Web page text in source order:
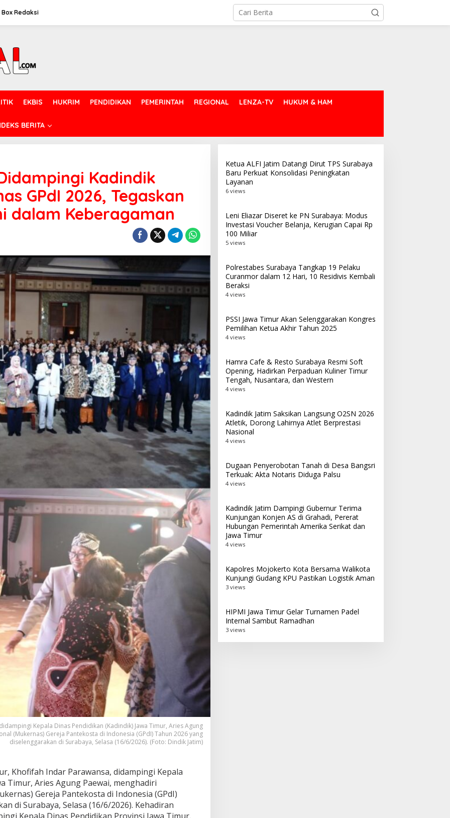
Box Redaksi
EKBIS HUKRIM PENDIDIKAN PEMERINTAH REGIONAL LENZA-TV HUKUM & HAM
BERITA
Kadindik
GPdI 2026, Tegaskan
dalam Keberagaman
Kepala Dinas Pendidikan (Kadindik) Jawa Timur, Aries Agung
(Mukernas) Gereja Pantekosta di Indonesia (GPdI) Tahun 2026 yang
diselenggarakan di Surabaya, Selasa (16/6/2026). (Foto: Dindik Jatim)
Khofifah Indar Parawansa, didampingi Kepala
Timur, Aries Agung Paewai, menghadiri
Gereja Pantekosta di Indonesia (GPdI)
di Surabaya, Selasa (16/6/2026). Kehadiran
Ketua ALFI Jatim Datangi Dirut TPS Surabaya
Baru Perkuat Konsolidasi Peningkatan
Layanan
6 views
Leni Eliazar Diseret ke PN Surabaya: Modus
Investasi Voucher Belanja, Kerugian Capai Rp
100 Miliar
5 views
Polrestabes Surabaya Tangkap 19 Pelaku
Curanmor dalam 12 Hari, 10 Residivis Kembali
Beraksi
4 views
PSSI Jawa Timur Akan Selenggarakan Kongres
Pemilihan Ketua Akhir Tahun 2025
4 views
Hamra Cafe & Resto Surabaya Resmi Soft
Opening, Hadirkan Perpaduan Kuliner Timur
Tengah, Nusantara, dan Western
4 views
Kadindik Jatim Saksikan Langsung O2SN 2026
Atletik, Dorong Lahirnya Atlet Berprestasi
Nasional
4 views
Dugaan Penyerobotan Tanah di Desa Bangsri
Terkuak: Akta Notaris Diduga Palsu
4 views
Kadindik Jatim Dampingi Gubernur Terima
Kunjungan Konjen AS di Grahadi, Pererat
Hubungan Pemerintah Amerika Serikat dan
Jawa Timur
4 views
Kapolres Mojokerto Kota Bersama Walikota
Kunjungi Gudang KPU Pastikan Logistik Aman
3 views
HIPMI Jawa Timur Gelar Turnamen Padel
Internal Sambut Ramadhan
3 views